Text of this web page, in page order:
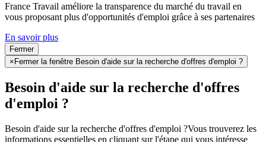
France Travail améliore la transparence du marché du travail en
vous proposant plus d'opportunités d'emploi grâce à ses partenaires
En savoir plus
Fermer
× Fermer la fenêtre Besoin d'aide sur la recherche d'offres d'emploi ?
Besoin d'aide sur la recherche d'offres
d'emploi ?
Besoin d'aide sur la recherche d'offres d'emploi ?Vous trouverez les
informations essentielles en cliquant sur l'étape qui vous intéresse